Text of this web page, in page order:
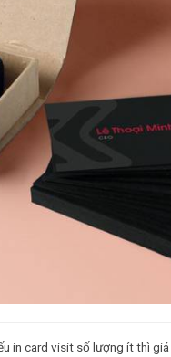
in card visit số lượng ít thì